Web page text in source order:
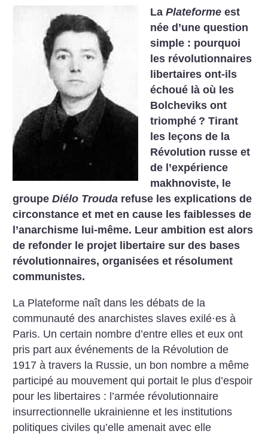
LaPlateforme est
née d’une question
simple : pourquoi
les révolutionnaires
libertaires ont-ils
échoué là où les
Bolcheviks ont
triomphé ? Tirant
les leçons de la
Révolution russe et
de l’expérience
makhnoviste, le
groupeDiélo Trouda refuse les explications de
circonstance et met en cause les faiblesses de
l’anarchisme lui-même. Leur ambition est alors
de refonder le projet libertaire sur des bases
révolutionnaires, organisées et résolument
communistes.
La Plateforme naît dans les débats de la
communauté des anarchistes slaves exilé·es à
Paris. Un certain nombre d’entre elles et eux ont
pris part aux événements de la Révolution de
1917 à travers la Russie, un bon nombre a même
participé au mouvement qui portait le plus d’espoir
pour les libertaires : l’armée révolutionnaire
insurrectionnelle ukrainienne et les institutions
politiques civiles qu’elle amenait avec elle